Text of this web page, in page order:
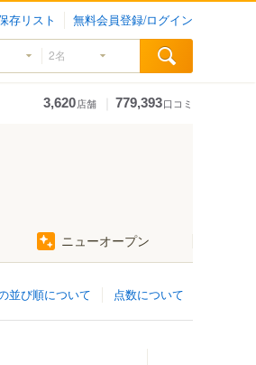
存リスト 無料会員登録/ログイン
3,620店舗 779,393口コミ
ニューオープン
点数について
並び順について